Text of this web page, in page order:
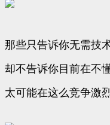
那些只告诉你无需技
却不告诉你目前在不
太可能在这么竞争激